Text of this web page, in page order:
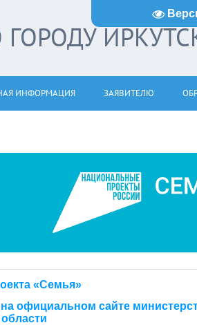
ИНФОРМАЦИЯ ЗАЯВИТЕЛЮ
«Семья»
официальном сайте